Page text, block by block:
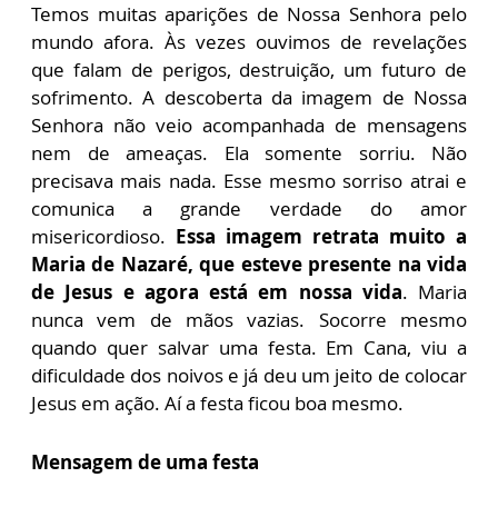
Temos muitas aparições de Nossa Senhora pelo
mundo afora. Às vezes ouvimos de revelações
que falam de perigos, destruição, um futuro de
sofrimento. A descoberta da imagem de Nossa
Senhora não veio acompanhada de mensagens
nem de ameaças. Ela somente sorriu. Não
precisava mais nada. Esse mesmo sorriso atrai e
comunica a grande verdade do amor
misericordioso. Essa imagem retrata muito a
Maria de Nazaré, que esteve presente na vida
de Jesus e agora está em nossa vida. Maria
nunca vem de mãos vazias. Socorre mesmo
quando quer salvar uma festa. Em Cana, viu a
dificuldade dos noivos e já deu um jeito de colocar
Jesus em ação. Aí a festa ficou boa mesmo.
Mensagem de uma festa